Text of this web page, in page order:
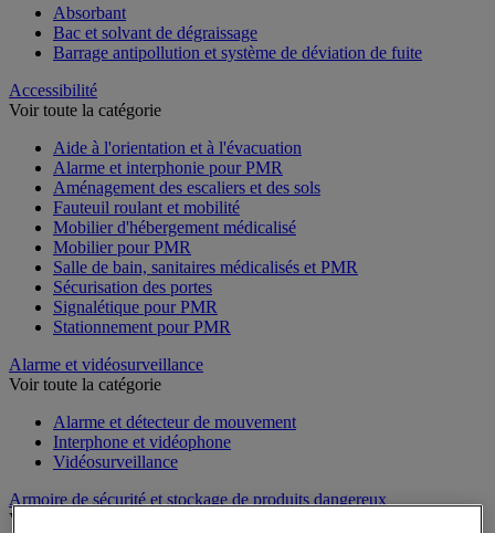
Absorbant
Bac et solvant de dégraissage
Barrage antipollution et système de déviation de fuite
Accessibilité
Voir toute la catégorie
Aide à l'orientation et à l'évacuation
Alarme et interphonie pour PMR
Aménagement des escaliers et des sols
Fauteuil roulant et mobilité
Mobilier d'hébergement médicalisé
Mobilier pour PMR
Salle de bain, sanitaires médicalisés et PMR
Sécurisation des portes
Signalétique pour PMR
Stationnement pour PMR
Alarme et vidéosurveillance
Voir toute la catégorie
Alarme et détecteur de mouvement
Interphone et vidéophone
Vidéosurveillance
Armoire de sécurité et stockage de produits dangereux
Voir toute la catégorie